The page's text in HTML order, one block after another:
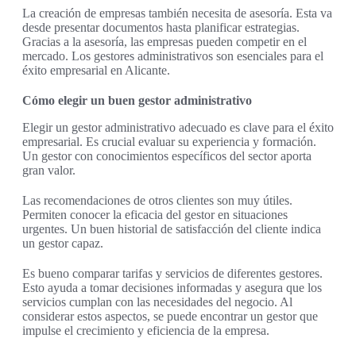
La creación de empresas también necesita de asesoría. Esta va
desde presentar documentos hasta planificar estrategias.
Gracias a la asesoría, las empresas pueden competir en el
mercado. Los gestores administrativos son esenciales para el
éxito empresarial en Alicante.
Cómo elegir un buen gestor administrativo
Elegir un gestor administrativo adecuado es clave para el éxito
empresarial. Es crucial evaluar su experiencia y formación.
Un gestor con conocimientos específicos del sector aporta
gran valor.
Las recomendaciones de otros clientes son muy útiles.
Permiten conocer la eficacia del gestor en situaciones
urgentes. Un buen historial de satisfacción del cliente indica
un gestor capaz.
Es bueno comparar tarifas y servicios de diferentes gestores.
Esto ayuda a tomar decisiones informadas y asegura que los
servicios cumplan con las necesidades del negocio. Al
considerar estos aspectos, se puede encontrar un gestor que
impulse el crecimiento y eficiencia de la empresa.